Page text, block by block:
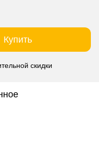
Купить
скидки